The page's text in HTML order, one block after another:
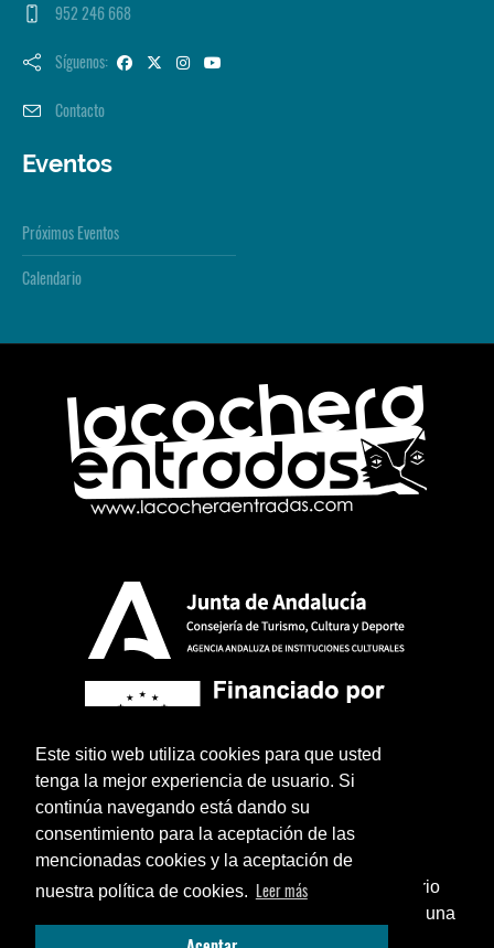
Este sitio web utiliza cookies para que usted
tenga la mejor experiencia de usuario. Si
continúa navegando está dando su
consentimiento para la aceptación de las
mencionadas cookies y la aceptación de
nuestra política de cookies. Leer más
¿Sabías que puedes añadir un icono en el escritorio
de tu teléfono para utilizar esta web como si fuese una
aplicación instalada?Cerrar
952 246 668
Síguenos:
Contacto
Eventos
Próximos Eventos
Calendario
Aviso legal Política de privacidad Términos y condiciones legales